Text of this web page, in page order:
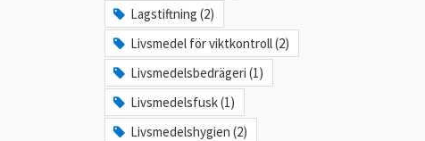
Lagstiftning (2)
Livsmedel för viktkontroll (2)
Livsmedelsbedrägeri (1)
Livsmedelsfusk (1)
Livsmedelshygien (2)